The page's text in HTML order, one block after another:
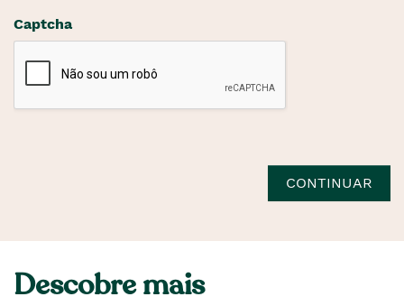
Captcha
CONTINUAR
Descobre mais